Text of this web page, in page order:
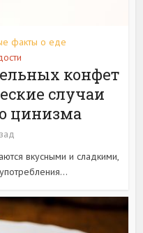
факты о еде
конфет
случаи
цинизма
вкусными и сладкими,